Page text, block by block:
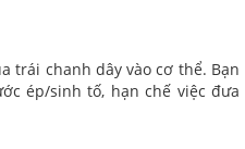
trái chanh dây vào cơ thể. Bạn
ép/sinh tố, hạn chế việc đưa